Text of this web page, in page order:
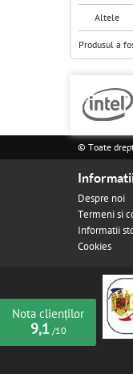
Altele
Produsul a
© Toate
Despre noi
Termeni si
Informatii
Cookies
Nota clienților
9,1 /10